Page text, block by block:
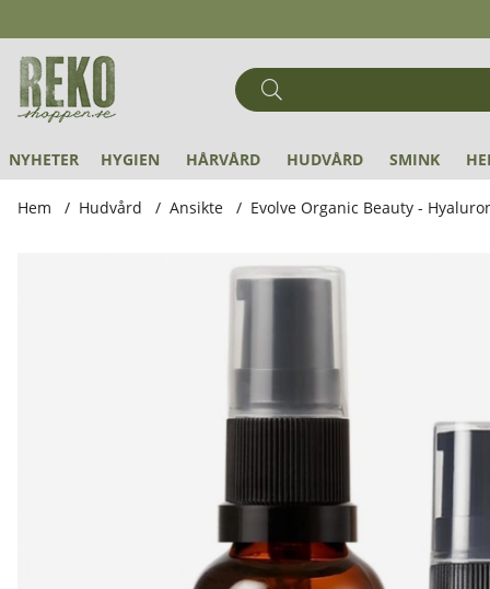
NYHETER HYGIEN HÅRVÅRD HUDVÅRD SMINK
Hem Hudvård Ansikte Evolve Organic Beauty -
Produktbilder Evolve Organic Beauty - Hyaluronic Serum